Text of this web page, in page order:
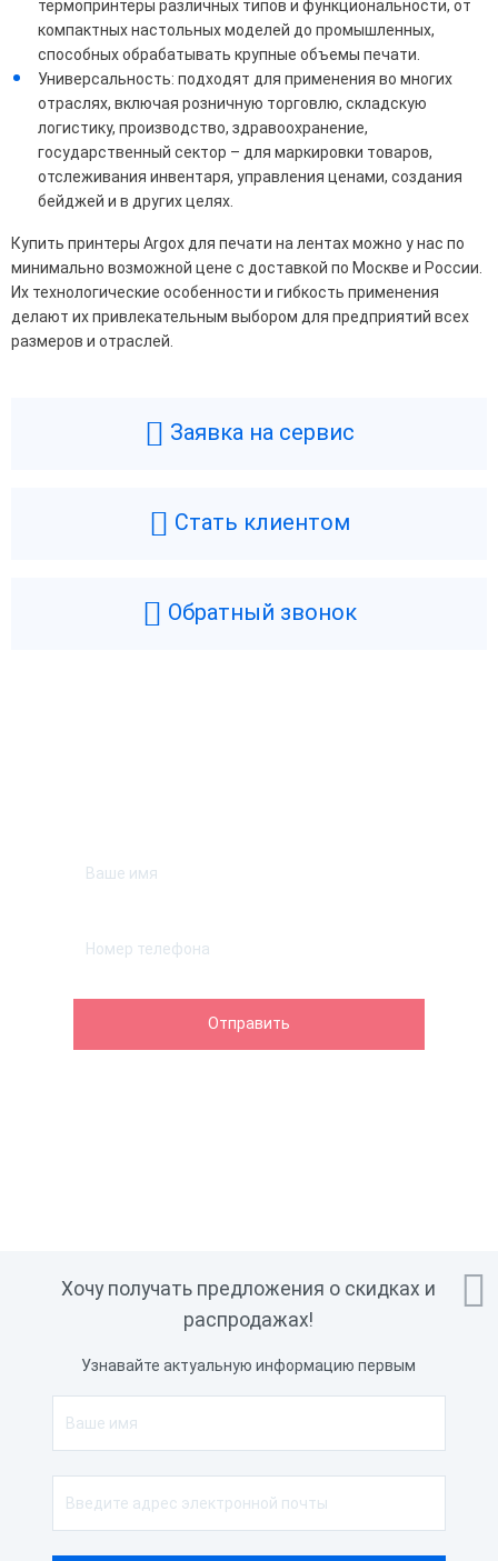
термопринтеры различных типов и функциональности, от
компактных настольных моделей до промышленных,
способных обрабатывать крупные объемы печати.
Универсальность: подходят для применения во многих
отраслях, включая розничную торговлю, складскую
логистику, производство, здравоохранение,
государственный сектор – для маркировки товаров,
отслеживания инвентаря, управления ценами, создания
бейджей и в других целях.
Купить принтеры Argox для печати на лентах можно у нас по
минимально возможной цене с доставкой по Москве и России.
Их технологические особенности и гибкость применения
делают их привлекательным выбором для предприятий всех
размеров и отраслей.
Заявка на сервис
Стать клиентом
Обратный звонок

Хочу получать предложения о скидках и
распродажах!
Узнавайте актуальную информацию первым